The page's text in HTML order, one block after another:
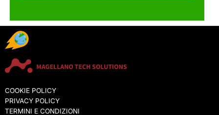
COOKIE POLICY
PRIVACY POLICY
TERMINI E CONDIZIONI